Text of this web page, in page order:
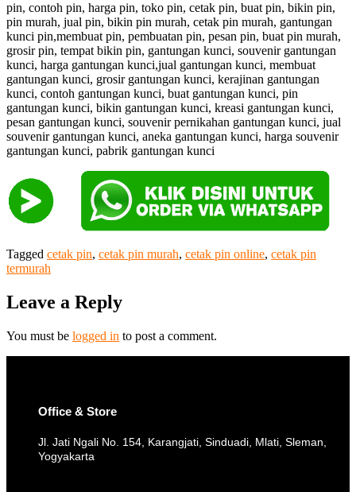
pin, contoh pin, harga pin, toko pin, cetak pin, buat pin, bikin pin,
pin murah, jual pin, bikin pin murah, cetak pin murah, gantungan
kunci pin,membuat pin, pembuatan pin, pesan pin, buat pin murah,
grosir pin, tempat bikin pin, gantungan kunci, souvenir gantungan
kunci, harga gantungan kunci,jual gantungan kunci, membuat
gantungan kunci, grosir gantungan kunci, kerajinan gantungan
kunci, contoh gantungan kunci, buat gantungan kunci, pin
gantungan kunci, bikin gantungan kunci, kreasi gantungan kunci,
pesan gantungan kunci, souvenir pernikahan gantungan kunci, jual
souvenir gantungan kunci, aneka gantungan kunci, harga souvenir
gantungan kunci, pabrik gantungan kunci
Tagged cetak pin, cetak pin murah, cetak pin online, cetak pin
termurah
Leave a Reply
You must be logged in to post a comment.
Office & Store
Jl. Jati Ngali No. 154, Karangjati, Sinduadi, Mlati, Sleman,
Yogyakarta